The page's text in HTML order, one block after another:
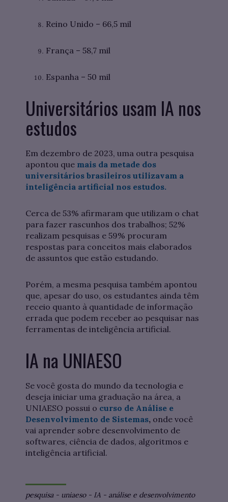
Reino Unido – 66,5 mil
França – 58,7 mil
Espanha – 50 mil
Universitários usam IA nos
estudos
Em dezembro de 2023, uma outra pesquisa
apontou que mais da metade dos
universitários brasileiros utilizavam a
inteligência artificial nos estudos.
Cerca de 53% afirmaram que utilizam o chat
para fazer rascunhos dos trabalhos; 52%
realizam pesquisas e 59% procuram
respostas para conceitos mais elaborados
de assuntos que estão estudando.
Porém, a mesma pesquisa também apontou
que, apesar do uso, os estudantes ainda têm
receio quanto à quantidade de informação
errada que podem receber ao pesquisar nas
ferramentas de inteligência artificial.
IA na UNIAESO
Se você gosta do mundo da tecnologia e
deseja iniciar uma graduação na área, a
UNIAESO possui o curso de Análise e
Desenvolvimento de Sistemas, onde você
vai aprender sobre desenvolvimento de
softwares, ciência de dados, algoritmos e
inteligência artificial.
pesquisa - uniaeso- IA - análise e desenvolvimento